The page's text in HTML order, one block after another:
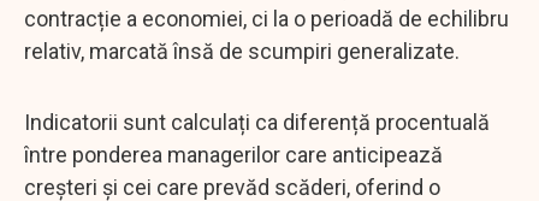
contracție a economiei, ci la o perioadă de echilibru
relativ, marcată însă de scumpiri generalizate.
Indicatorii sunt calculați ca diferență procentuală
între ponderea managerilor care anticipează
creșteri și cei care prevăd scăderi, oferind o